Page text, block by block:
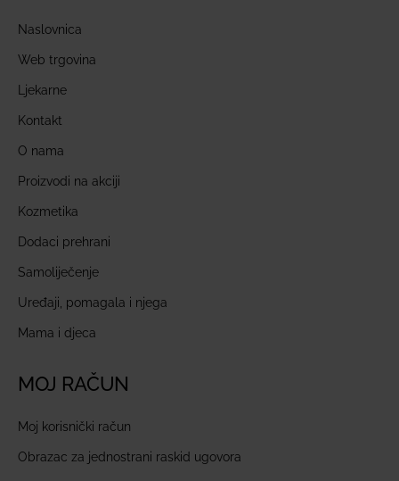
Naslovnica
Web trgovina
Ljekarne
Kontakt
O nama
Proizvodi na akciji
Kozmetika
Dodaci prehrani
Samoliječenje
Uređaji, pomagala i njega
Mama i djeca
MOJ RAČUN
Moj korisnički račun
Obrazac za jednostrani raskid ugovora